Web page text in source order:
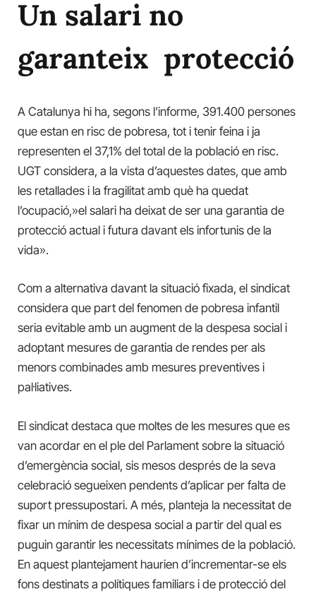
Un salari no
garanteix protecció
A Catalunya hi ha, segons l’informe, 391.400 persones
que estan en risc de pobresa, tot i tenir feina i ja
representen el 37,1% del total de la població en risc.
UGT considera, a la vista d’aquestes dates, que amb
les retallades i la fragilitat amb què ha quedat
l’ocupació,»el salari ha deixat de ser una garantia de
protecció actual i futura davant els infortunis de la
vida».
Com a alternativa davant la situació fixada, el sindicat
considera que part del fenomen de pobresa infantil
seria evitable amb un augment de la despesa social i
adoptant mesures de garantia de rendes per als
menors combinades amb mesures preventives i
pal·liatives.
El sindicat destaca que moltes de les mesures que es
van acordar en el ple del Parlament sobre la situació
d’emergència social, sis mesos després de la seva
celebració segueixen pendents d’aplicar per falta de
suport pressupostari. A més, planteja la necessitat de
fixar un mínim de despesa social a partir del qual es
puguin garantir les necessitats mínimes de la població.
En aquest plantejament haurien d’incrementar-se els
fons destinats a polítiques familiars i de protecció del